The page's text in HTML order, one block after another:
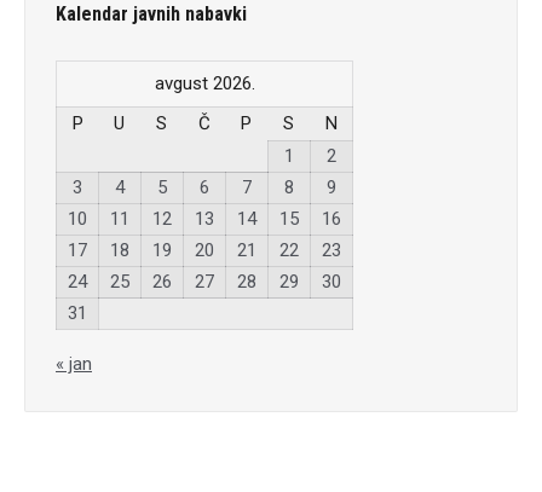
Kalendar javnih nabavki
avgust 2026.
P
U S Č P S
N
1
2
3
4 5 6 7 8
9
10
11 12 13 14 15
16
17
18 19 20 21 22
23
24
25 26 27 28 29
30
31
« jan